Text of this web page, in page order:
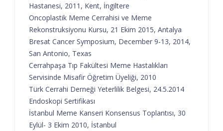
Hastanesi, 2011, Kent, İngiltere
Oncoplastik Meme Cerrahisi ve Meme
Rekonstruksiyonu Kursu, 21 Ekim 2015, Antalya
Bresat Cancer Symposium, December 9-13, 2014,
San Antonio, Texas
Cerrahpaşa Tıp Fakültesi Meme Hastalıkları
Servisinde Misafir Öğretim Üyeliği, 2010
Türk Cerrahi Derneği Yeterlilik Belgesi, 24.5.2014
Endoskopi Sertifikası
İstanbul Meme Kanseri Konsensus Toplantısı, 30
Eylül- 3 Ekim 2010, İstanbul